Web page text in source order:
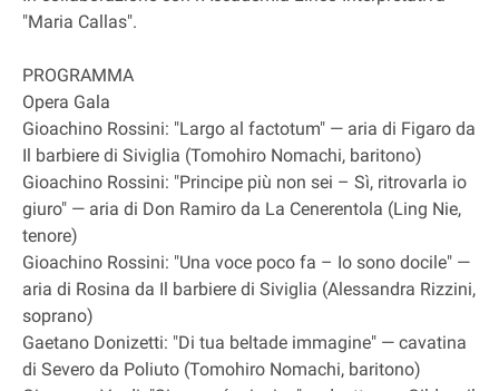
"Maria Callas".
PROGRAMMA
Opera Gala
Gioachino Rossini: "Largo al factotum" — aria di Figaro da
Il barbiere di Siviglia (Tomohiro Nomachi, baritono)
Gioachino Rossini: "Principe più non sei – Sì, ritrovarla io
giuro" — aria di Don Ramiro da La Cenerentola (Ling Nie,
tenore)
Gioachino Rossini: "Una voce poco fa – Io sono docile" —
aria di Rosina da Il barbiere di Siviglia (Alessandra Rizzini,
soprano)
Gaetano Donizetti: "Di tua beltade immagine" — cavatina
di Severo da Poliuto (Tomohiro Nomachi, baritono)